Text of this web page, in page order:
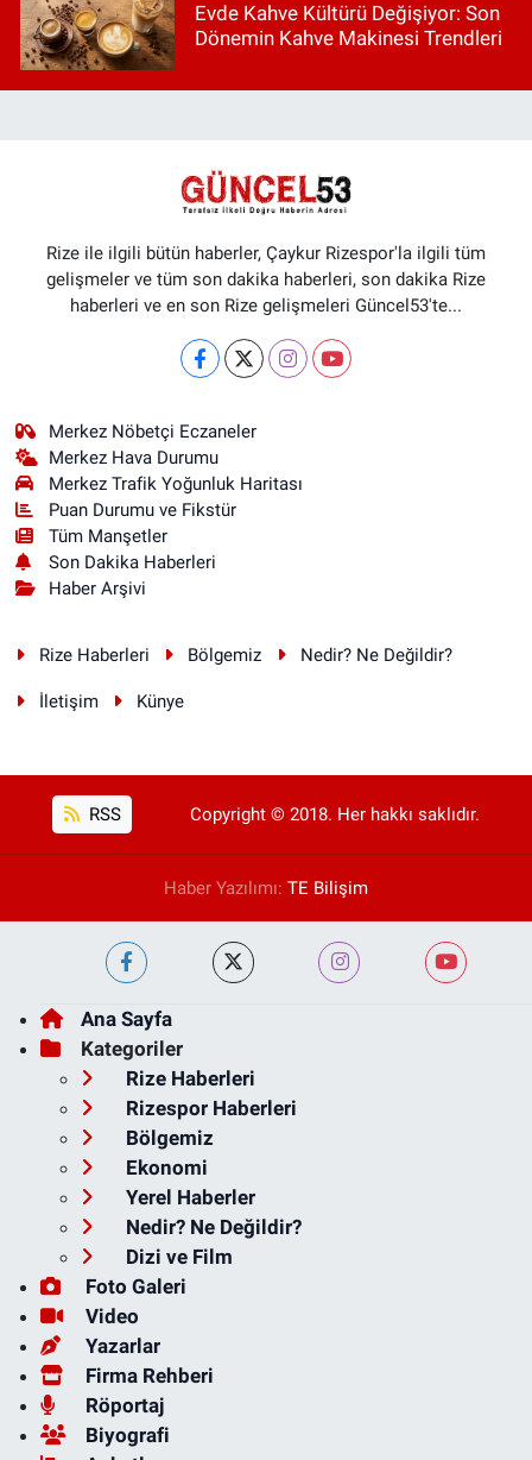
Evde Kahve Kültürü Değişiyor: Son
Dönemin Kahve Makinesi Trendleri
Rize ile ilgili bütün haberler, Çaykur Rizespor'la ilgili tüm
gelişmeler ve tüm son dakika haberleri, son dakika Rize
haberleri ve en son Rize gelişmeleri Güncel53'te...
Merkez Nöbetçi Eczaneler
Merkez Hava Durumu
Merkez Trafik Yoğunluk Haritası
Puan Durumu ve Fikstür
Tüm Manşetler
Son Dakika Haberleri
Haber Arşivi
Rize Haberleri Bölgemiz Nedir? Ne Değildir?
İletişim Künye
RSS Copyright © 2018. Her hakkı saklıdır.
Haber Yazılımı: TE Bilişim
Ana Sayfa
Kategoriler
Rize Haberleri
Rizespor Haberleri
Bölgemiz
Ekonomi
Yerel Haberler
Nedir? Ne Değildir?
Dizi ve Film
Foto Galeri
Video
Yazarlar
Firma Rehberi
Röportaj
Biyografi